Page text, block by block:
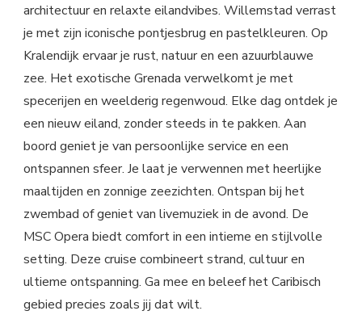
architectuur en relaxte eilandvibes. Willemstad verrast
je met zijn iconische pontjesbrug en pastelkleuren. Op
Kralendijk ervaar je rust, natuur en een azuurblauwe
zee. Het exotische Grenada verwelkomt je met
specerijen en weelderig regenwoud. Elke dag ontdek je
een nieuw eiland, zonder steeds in te pakken. Aan
boord geniet je van persoonlijke service en een
ontspannen sfeer. Je laat je verwennen met heerlijke
maaltijden en zonnige zeezichten. Ontspan bij het
zwembad of geniet van livemuziek in de avond. De
MSC Opera biedt comfort in een intieme en stijlvolle
setting. Deze cruise combineert strand, cultuur en
ultieme ontspanning. Ga mee en beleef het Caribisch
gebied precies zoals jij dat wilt.